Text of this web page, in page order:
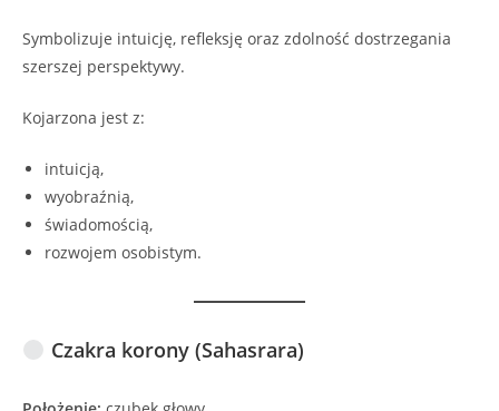
Symbolizuje intuicję, refleksję oraz zdolność dostrzegania
szerszej perspektywy.
Kojarzona jest z:
intuicją,
wyobraźnią,
świadomością,
rozwojem osobistym.
Czakra korony (Sahasrara)